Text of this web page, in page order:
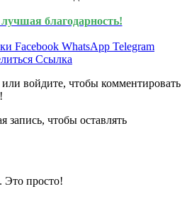
благодарность!
Facebook WhatsApp Telegram
Ссылка
войдите, чтобы комментировать
запись, чтобы оставлять
Это просто!